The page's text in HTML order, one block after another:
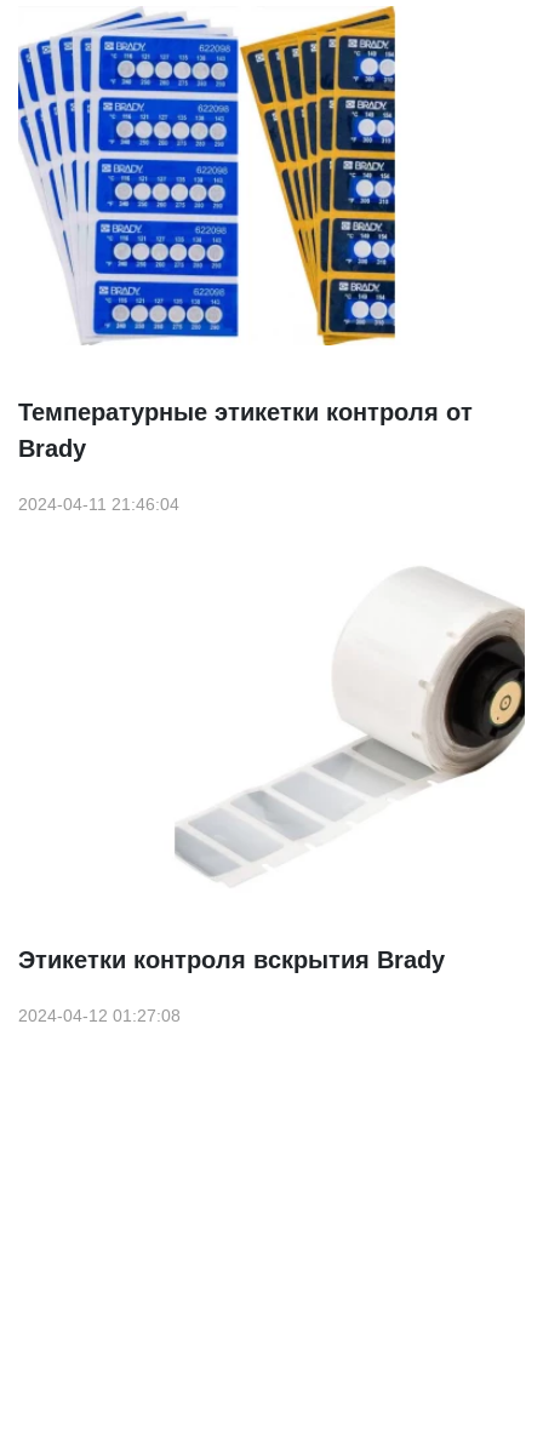
Температурные этикетки контроля от
Brady
2024-04-11 21:46:04
Этикетки контроля вскрытия Brady
2024-04-12 01:27:08